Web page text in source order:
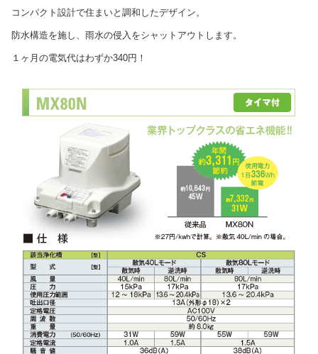
コンパクト設計で住まいと調和したデザイン。
防水構造を施し、雨水の侵入をシャットアウトします。
１ヶ月の電気代はわずか340円！